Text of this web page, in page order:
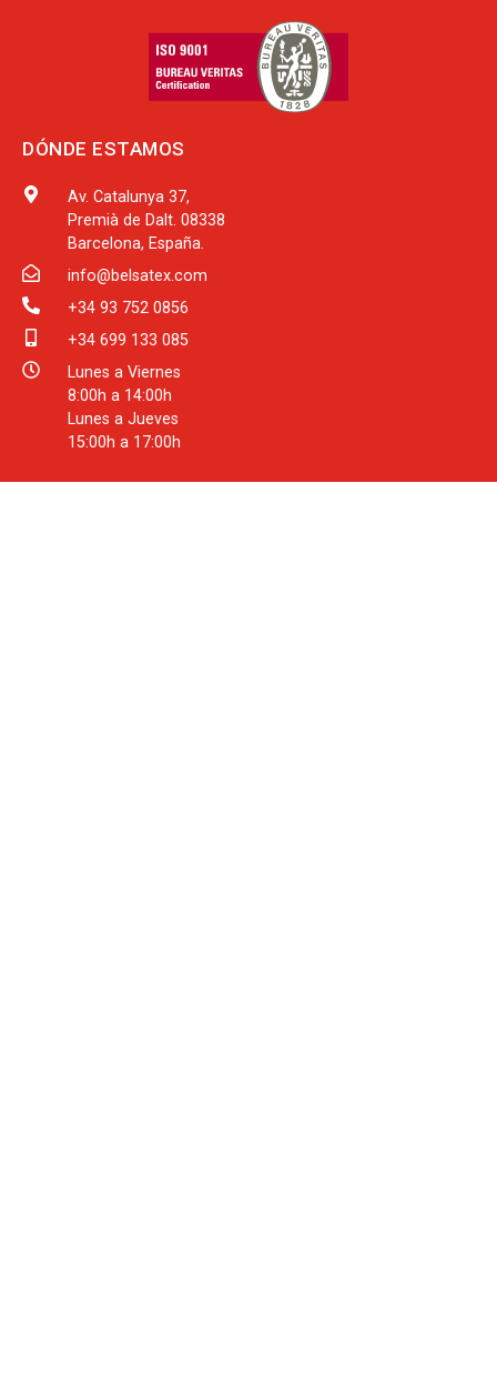
DÓNDE ESTAMOS
Av. Catalunya 37,
Premià de Dalt. 08338
Barcelona, España.
info@belsatex.com
+34 93 752 0856
+34 699 133 085
Lunes a Viernes
8:00h a 14:00h
Lunes a Jueves
15:00h a 17:00h